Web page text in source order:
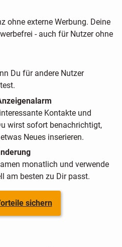
ohne externe Werbung. Deine
- auch für Nutzer ohne
Du für andere Nutzer
Kontakte und
wirst sofort benachrichtigt,
Neues inserieren.
monatlich und verwende
am besten zu Dir passt.
sichern